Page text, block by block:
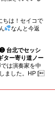
ちは！セイコで
なんと今返
台北でセッシ
ター寄り道ノー
は演奏家を中
ました。HP [